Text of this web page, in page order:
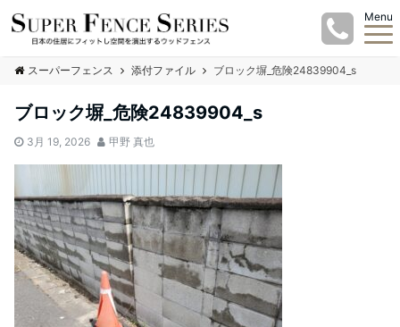
Menu
スーパーフェンス 添付ファイル ブロック塀_危険24839904_s
ブロック塀_危険24839904_s
3月 19, 2026 甲野 真也